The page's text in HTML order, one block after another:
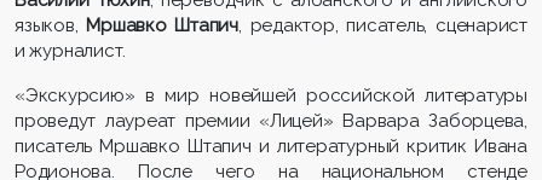
языков, Мршавко Штапич, редактор, писатель, сценарист
и журналист.
«Экскурсию» в мир новейшей российской литературы
проведут лауреат премии «Лицей» Варвара Заборцева,
писатель Мршавко Штапич и литературный критик Ивана
Родионова. После чего на национальном стенде